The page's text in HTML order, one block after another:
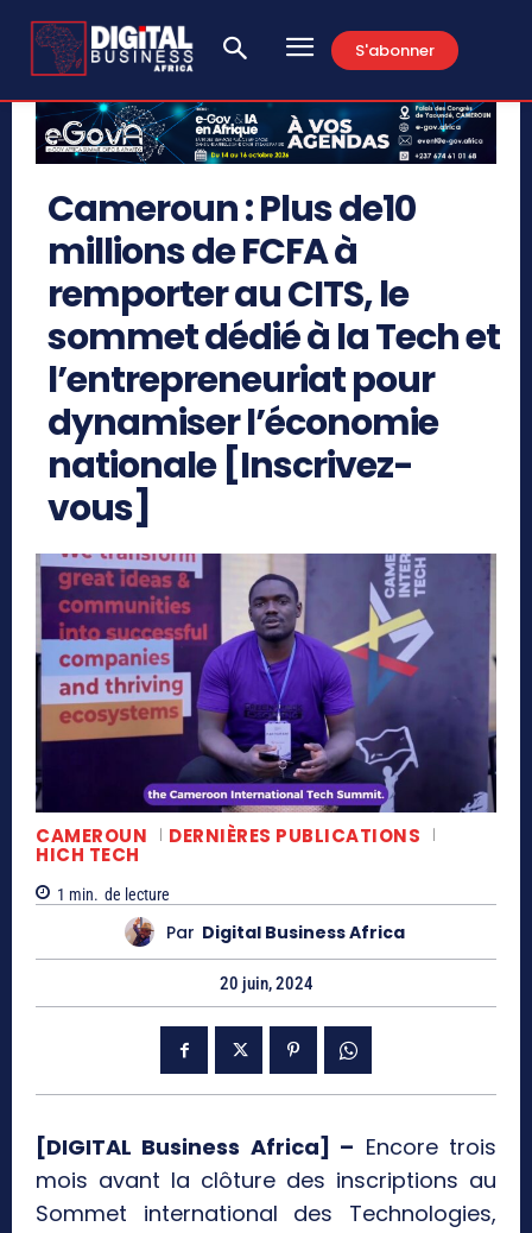
S'abonner
Cameroun : Plus de10
millions de FCFA à
remporter au CITS, le
sommet dédié à la Tech et
l’entrepreneuriat pour
dynamiser l’économie
nationale [Inscrivez-
vous]
CAMEROUN DERNIÈRES PUBLICATIONS
HICH TECH
1 min. de lecture
Par Digital Business Africa
20 juin, 2024
[DIGITAL Business Africa] – Encore trois
mois avant la clôture des inscriptions au
Sommet international des Technologies,